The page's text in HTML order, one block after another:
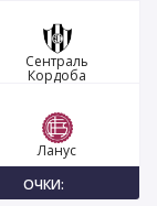
Сентраль
Кордоба
Ланус
ОЧКИ: